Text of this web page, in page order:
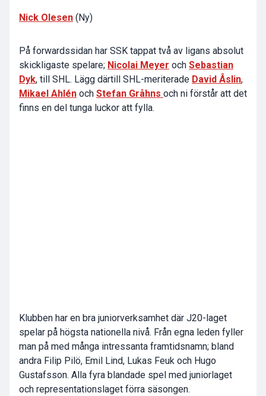
Nick Olesen (Ny)
På forwardssidan har SSK tappat två av ligans absolut
skickligaste spelare; Nicolai Meyer och Sebastian
Dyk, till SHL. Lägg därtill SHL-meriterade David Åslin,
Mikael Ahlén och Stefan Gråhns och ni förstår att det
finns en del tunga luckor att fylla.
Klubben har en bra juniorverksamhet där J20-laget
spelar på högsta nationella nivå. Från egna leden fyller
man på med många intressanta framtidsnamn; bland
andra Filip Pilö, Emil Lind, Lukas Feuk och Hugo
Gustafsson. Alla fyra blandade spel med juniorlaget
och representationslaget förra säsongen.